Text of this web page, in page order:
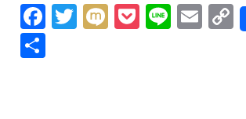
Facebook
Twitter
MixiPocket
Line